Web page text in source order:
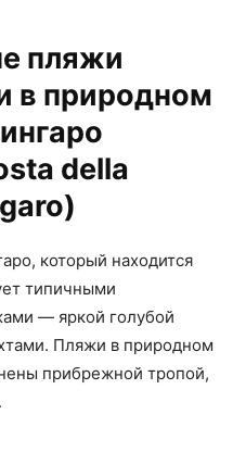
пляжи
в природном
della
который находится
типичными
— яркой голубой
Пляжи в природном
прибрежной тропой,